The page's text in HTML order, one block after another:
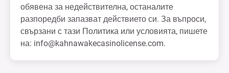
обявена за недействителна, останалите
разпоредби запазват действието си. За въпроси,
свързани с тази Политика или условията, пишете
на: info@kahnawakecasinolicense.com.